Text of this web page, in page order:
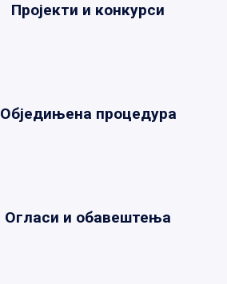
Пројекти и конкурси
Обједињена процедура
Огласи и обавештења